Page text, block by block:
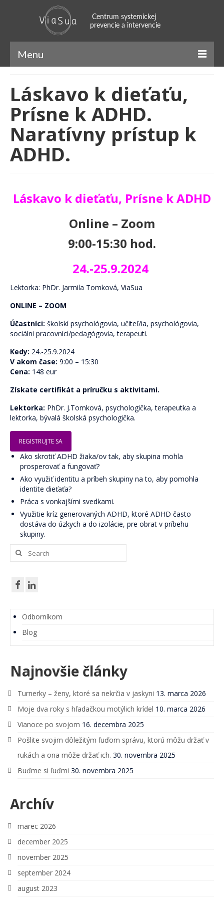
Menu
Náš príbeh
Náš tím
Systemický prístup
Naratívny prístup
Mindfulness
Skupinová terapia
Terapeutické karty (P)o ceste k sebe.
Pocestník. Terapeutický denník.
Komunita Postmodernistov
Pomáhame
Ako pomáhame
Komu pomáhame
Oblasti pomoci
Skrotiť Draka
Linky
Kurzy
Pre verejnosť
Pre odborníkov
Pre školy a organizácie
Novinky
2% z daní pre ViaSua
Články
Blog Skrotiť Draka
Kontakt
Láskavo k dieťaťu,
Prísne k ADHD.
Naratívny prístup k
ADHD.
Láskavo k dieťaťu, Prísne k ADHD
Online – Zoom
9:00-15:30 hod.
24.-25.9.2024
Lektorka: PhDr. Jarmila Tomková, ViaSua
ONLINE – ZOOM
Účastníci: školskí psychológovia, učiteľ/ia, psychológovia,
sociálni pracovníci/pedagógovia, terapeuti.
Kedy: 24.-25.9.2024
V akom čase: 9:00 – 15:30
Cena: 148 eur
Získate certifikát a príručku s aktivitami.
Lektorka: PhDr. J.Tomková, psychologička, terapeutka a
lektorka, bývalá školská psychologička.
REGISTRUJTE SA
Ako skrotiť ADHD žiaka/ov tak, aby skupina mohla
prosperovať a fungovať?
Ako využiť identitu a príbeh skupiny na to, aby pomohla
identite dieťaťa?
Práca s vonkajšími svedkami.
Využitie kríz generovaných ADHD, ktoré ADHD často
dostáva do úzkych a do izolácie, pre obrat v príbehu
skupiny.
Search
for:
Odborníkom
Blog
Najnovšie články
Turnerky – ženy, ktoré sa nekrčia v jaskyni 13. marca 2026
Moje dva roky s hľadačkou motýlich krídel 10. marca 2026
Vianoce po svojom 16. decembra 2025
Pošlite svojim dôležitým ľuďom správu, ktorú môžu držať v
rukách a ona môže držať ich. 30. novembra 2025
Buďme si ľuďmi 30. novembra 2025
Archív
marec 2026
december 2025
november 2025
september 2024
august 2023